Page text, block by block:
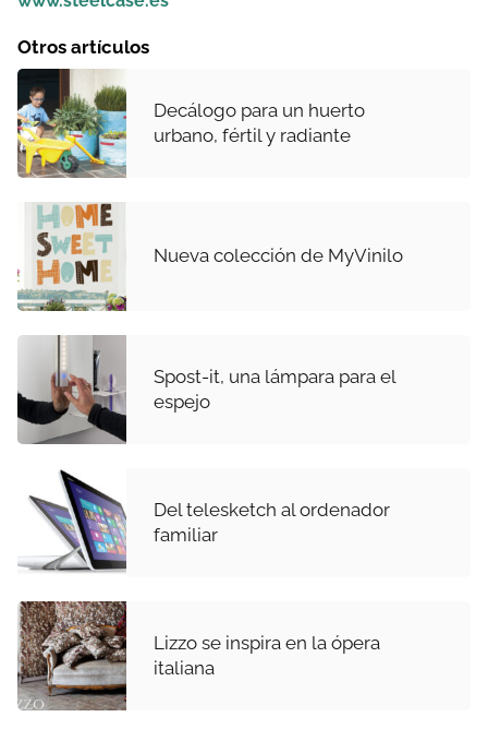
Otros artículos
Decálogo para un huerto
urbano, fértil y radiante
Nueva colección de MyVinilo
Spost-it, una lámpara para el
espejo
Del telesketch al ordenador
familiar
Lizzo se inspira en la ópera
italiana